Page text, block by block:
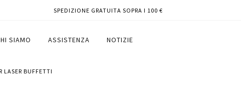
SPEDIZIONE GRATUITA SOPRA I 100 €
SIAMO ASSISTENZA NOTIZIE
LASER BUFFETTI